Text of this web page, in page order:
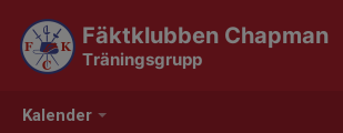
Kalender
Fäktklubben Chapman
Träningsgrupp